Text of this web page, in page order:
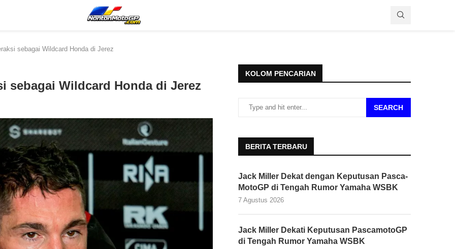
sebagai Wildcard Honda di Jerez
sebagai Wildcard Honda di Jerez
KOLOM PENCARIAN
SEARCH
BERITA TERBARU
Jack Miller Dekat dengan Keputusan Pasca-
MotoGP di Tengah Rumor Yamaha WSBK
7 Agustus 2026
Jack Miller Dekati Keputusan PascamotoGP
di Tengah Rumor Yamaha WSBK